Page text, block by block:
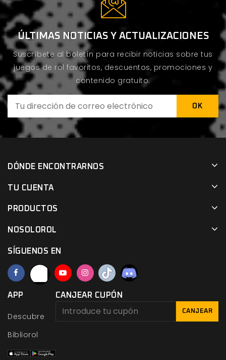
ÚLTIMAS NOTICIAS Y ACTUALIZACIONES
Suscríbete al boletín para recibir noticias sobre tus
juegos de rol favoritos, descuentos, promociones y
contenido gratuito.
DÓNDE ENCONTRARNOS
TU CUENTA
PRODUCTOS
NOSOLOROL
SÍGUENOS EN
APP
Descubre
Bibliorol
CANJEAR CUPÓN
CANJEAR